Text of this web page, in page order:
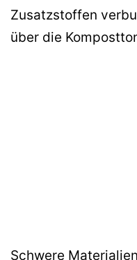
Zusatzstoffen
über die
Schwere